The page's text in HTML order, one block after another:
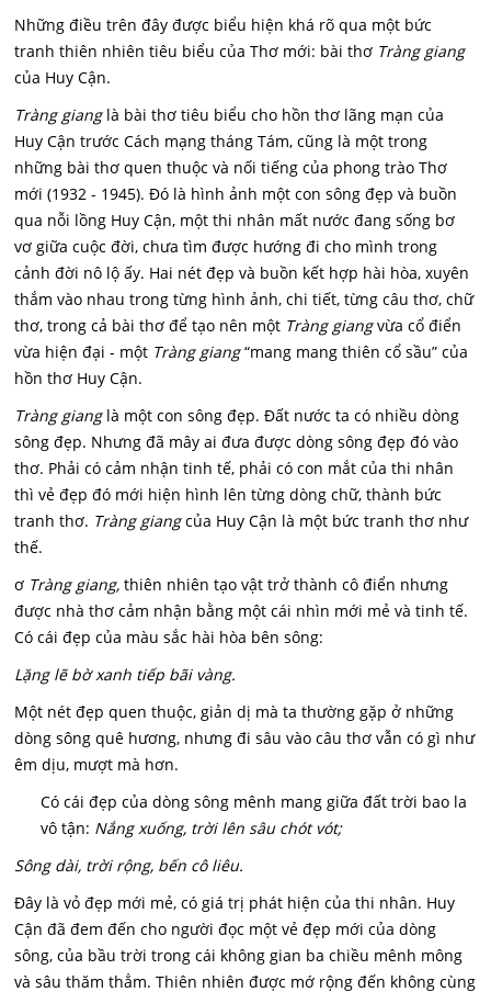
Những điều trên đây được biểu hiện khá rõ qua một bức
tranh thiên nhiên tiêu biểu của Thơ mới: bài thơ Tràng giang
của Huy Cận.
Tràng gianglà bài thơ tiêu biểu cho hồn thơ lãng mạn của
Huy Cận trước Cách mạng tháng Tám, cũng là một trong
những bài thơ quen thuộc và nối tiếng của phong trào Thơ
mới (1932 - 1945). Đó là hình ảnh một con sông đẹp và buồn
qua nỗi lồng Huy Cận, một thi nhân mất nước đang sống bơ
vơ giữa cuộc đời, chưa tìm được hướng đi cho mình trong
cảnh đời nô lộ ấy. Hai nét đẹp và buồn kết hợp hài hòa, xuyên
thắm vào nhau trong từng hình ảnh, chi tiết, từng câu thơ, chữ
thơ, trong cả bài thơ để tạo nên một Tràng giangvừa cổ điển
vừa hiện đại - một Tràng giang“mang mang thiên cổ sầu” của
hồn thơ Huy Cận.
Tràng gianglà một con sông đẹp. Đất nước ta có nhiều dòng
sông đẹp. Nhưng đã mây ai đưa được dòng sông đẹp đó vào
thơ. Phải có cảm nhận tinh tế, phải có con mắt của thi nhân
thì vẻ đẹp đó mới hiện hình lên từng dòng chữ, thành bức
tranh thơ. Tràng giangcủa Huy Cận là một bức tranh thơ như
thế.
ơ Tràng giang, thiên nhiên tạo vật trở thành cô điển nhưng
được nhà thơ cảm nhận bằng một cái nhìn mới mẻ và tinh tế.
Có cái đẹp của màu sắc hài hòa bên sông:
Lặng lẽ bờ xanh tiếp bãi vàng.
Một nét đẹp quen thuộc, giản dị mà ta thường gặp ở những
dòng sông quê hương, nhưng đi sâu vào câu thơ vẫn có gì như
êm dịu, mượt mà hơn.
Có cái đẹp của dòng sông mênh mang giữa đất trời bao la
vô tận: Nắng xuống, trời lên sâu chót vót;
Sông dài, trời rộng, bến cô liêu.
Đây là vỏ đẹp mới mẻ, có giá trị phát hiện của thi nhân. Huy
Cận đã đem đến cho người đọc một vẻ đẹp mới của dòng
sông, của bầu trời trong cái không gian ba chiều mênh mông
và sâu thăm thẳm. Thiên nhiên được mớ rộng đến không cùng